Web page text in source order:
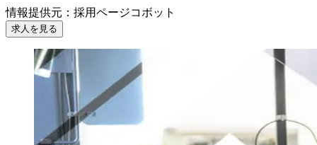
情報提供元 ： 採用ページコボット
求人を見る